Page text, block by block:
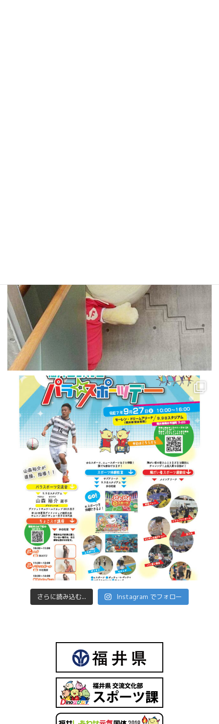
さらに読み込む... Instagram でフォロー